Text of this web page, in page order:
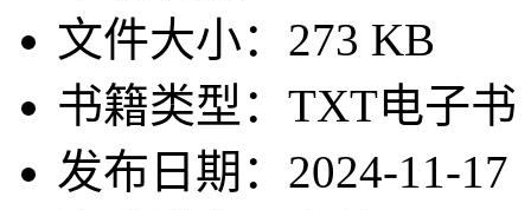
文件大小：273 KB
书籍类型：TXT电子书
发布日期：2024-11-17